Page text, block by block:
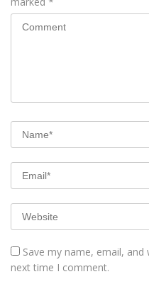
Save my name, email,
next time I comment.